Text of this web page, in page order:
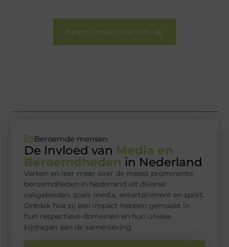
Neem contact met ons op
Beroemde mensen
De Invloed van Media en
Beroemdheden in Nederland
Verken en leer meer over de meest prominente
beroemdheden in Nederland uit diverse
vakgebieden, zoals media, entertainment en sport.
Ontdek hoe zij een impact hebben gemaakt in
hun respectieve domeinen en hun unieke
bijdragen aan de samenleving.